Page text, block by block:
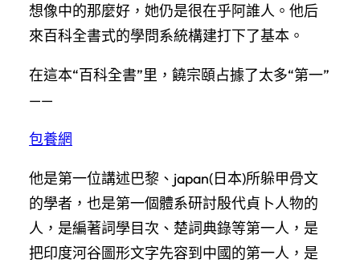
想像中的那麼好，她仍是很在乎阿誰人。他后
來百科全書式的學問系統構建打下了基本。
在這本“百科全書”里，饒宗頤占據了太多“第一”
——
包養網
他是第一位講述巴黎、japan(日本)所躲甲骨文
的學者，也是第一個體系研討殷代貞卜人物的
人，是編著詞學目次、楚詞典錄等第一人，是
把印度河谷圖形文字先容到中國的第一人，是